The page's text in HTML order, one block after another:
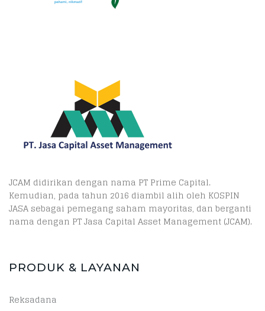
JCAM didirikan dengan nama PT Prime Capital.
Kemudian, pada tahun 2016 diambil alih oleh KOSPIN
JASA sebagai pemegang saham mayoritas, dan berganti
nama dengan PT Jasa Capital Asset Management (JCAM).
PRODUK & LAYANAN
Reksadana